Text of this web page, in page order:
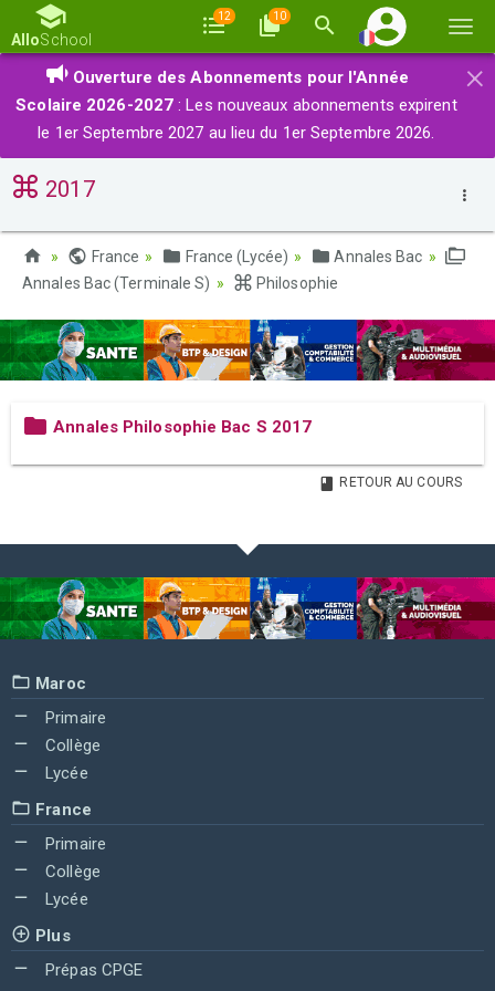
la
AlloSchool
12 10
×
Ouverture des Abonnements pour l'Année
Scolaire 2026-2027 : Les nouveaux abonnements expirent
le 1er Septembre 2027 au lieu du 1er Septembre 2026.
2017
France France (Lycée)
Annales Bac
Annales Bac (Terminale S)
Philosophie
Annales Philosophie Bac S 2017
RETOUR AU COURS
Maroc
Primaire
Collège
Lycée
France
Primaire
Collège
Lycée
Plus
Prépas CPGE